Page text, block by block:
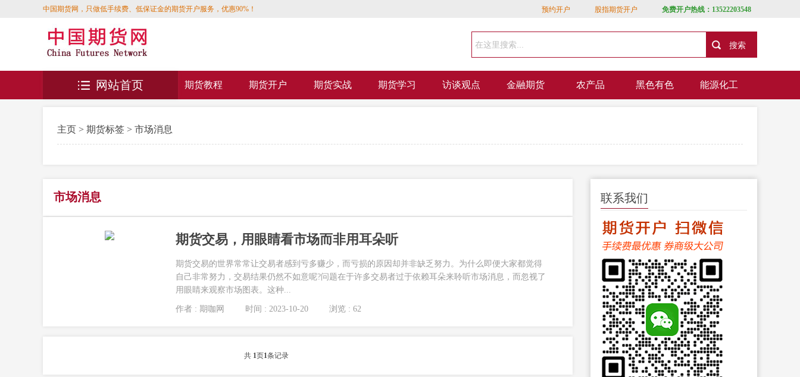
中国期货网，只做低手续费、低保证金的期货开户服务，优惠90%！ 预约开户 股指期货开户 免费开户热线：13522203548
期货教程 期货开户 期货实战 期货学习 访谈观点 金融期货 农产品 黑色有色 能源化工
网站首页
主页 > 期货标签 > 市场消息
市场消息
期货交易，用眼睛看市场而非用耳朵听
期货交易的世界常常让交易者感到亏多赚少，而亏损的原因却并非缺乏努力。为什么即便大家都觉得
自己非常努力，交易结果仍然不如意呢?问题在于许多交易者过于依赖耳朵来聆听市场消息，而忽视了
用眼睛来观察市场图表。这种...
作者 : 期咖网 时间 : 2023-10-20 浏览 : 62
共 1页1条记录
联系我们